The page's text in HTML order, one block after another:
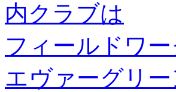
内クラブは
フィールドワー
エヴァーグリ